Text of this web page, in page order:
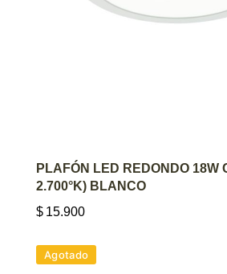
AGREGAR AL
PLAFÓN LED REDONDO 18W
2.700°K) BLANCO
$ 15.900
Agotado